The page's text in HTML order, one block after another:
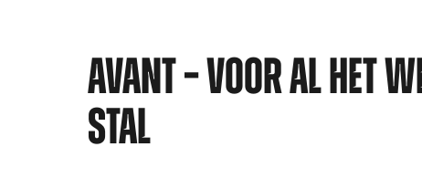
AVANT – VOOR AL HET
STAL